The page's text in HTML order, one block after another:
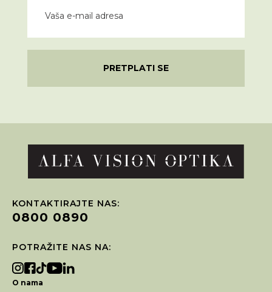
PRETPLATI SE
KONTAKTIRAJTE NAS:
0800 0890
POTRAŽITE NAS NA:
O nama